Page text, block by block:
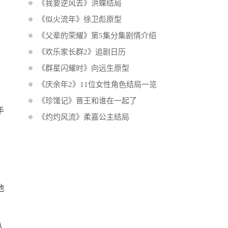
《我要逆风去》洪蝶结局
《似火流年》徐卫彪原型
《父辈的荣耀》第5集分集剧情介绍
《欢乐家长群2》追剧日历
《群星闪耀时》向远生原型
《庆余年2》11位女性角色结局一览
《珍馐记》晋王和谁在一起了
《灼灼风流》柔嘉公主结局